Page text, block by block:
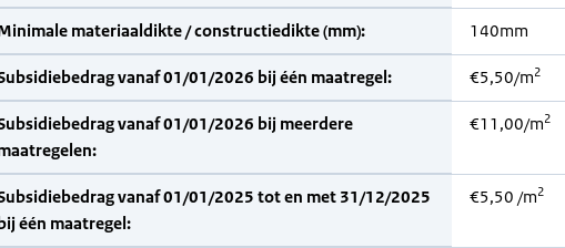
materiaaldikte / constructiedikte (mm): 140mm
vanaf 01/01/2026 bij één maatregel: €5,50/m2
vanaf 01/01/2026 bij meerdere
€11,00/m2
vanaf 01/01/2025 tot en met 31/12/2025
één maatregel:
€5,50 /m2